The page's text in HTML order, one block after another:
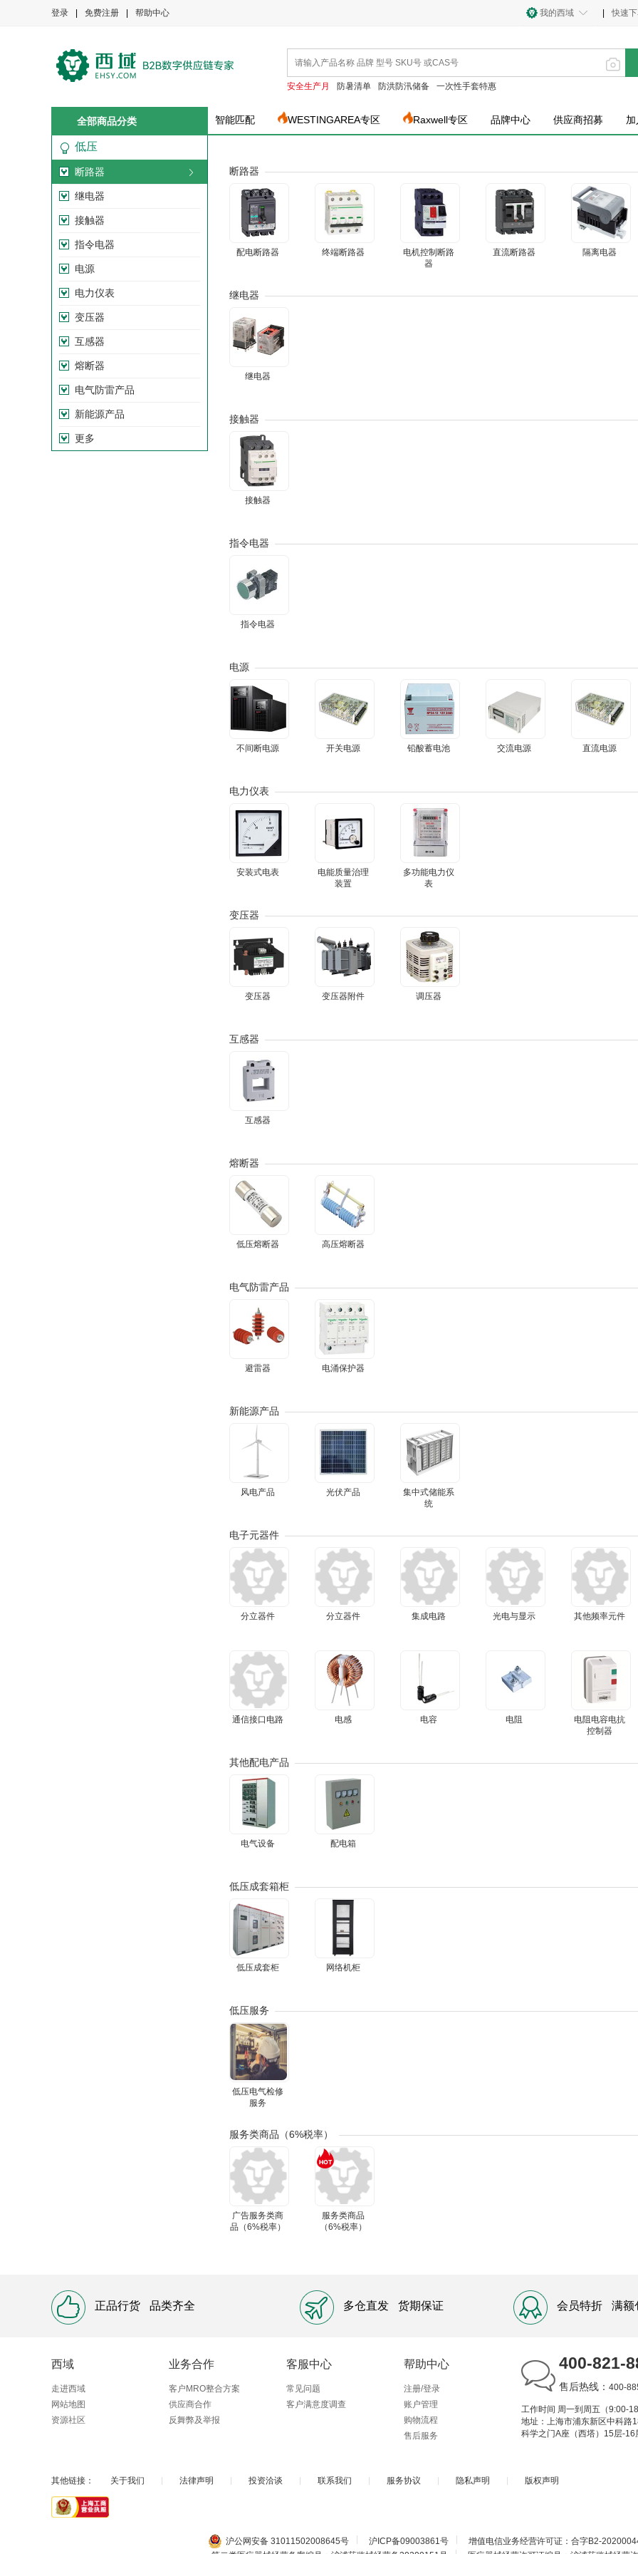
登录 免费注册 帮助中心 快速
我的西域
安全生产月 防暑清单 防洪防汛储备 一次性手套特惠
全部商品分类 智能匹配 WESTINGAREA专区 Raxwell专区 品牌中心 供应商招募
低压
断路器
继电器
接触器
指令电器
电源
电力仪表
变压器
互感器
熔断器
电气防雷产品
新能源产品
更多
断路器
配电断路器 终端断路器
电机控制断路
器
直流断路器 隔离电器
继电器
继电器
接触器
接触器
指令电器
指令电器
电源
不间断电源 开关电源 铅酸蓄电池 交流电源 直流电源
电力仪表
安装式电表
电能质量治理
装置
多功能电力仪
表
变压器
变压器 变压器附件 调压器
互感器
互感器
熔断器
低压熔断器 高压熔断器
电气防雷产品
避雷器 电涌保护器
新能源产品
风电产品 光伏产品
集中式储能系
统
电子元器件
分立器件 分立器件 集成电路 光电与显示 其他频率元件
通信接口电路 电感 电容 电阻
电阻电容电抗
控制器
其他配电产品
电气设备 配电箱
低压成套箱柜
低压成套柜 网络机柜
低压服务
低压电气检修
服务
服务类商品（6%税率）
广告服务类商
品（6%税率）
服务类商品
（6%税率）
正品行货 品类齐全 多仓直发 货期保证 会员特折 满额
西域
走进西域
网站地图
资源社区
业务合作
客户MRO整合方案
供应商合作
反舞弊及举报
客服中心
常见问题
客户满意度调查
帮助中心
注册/登录
账户管理
购物流程
售后服务
400-821-
售后热线： 400-
工作时间 周一到周五（9:00-
地址：上海市浦东新区中科路
科学之门A座（西塔）15层-16
其他链接： 关于我们 法律声明 投资洽谈 联系我们 服务协议 隐私声明 版权声明
沪公网安备 31011502008645号 沪ICP备09003861号
增值电信业务经营许可证：合字B2-